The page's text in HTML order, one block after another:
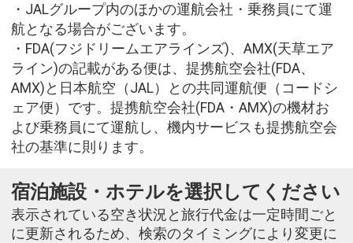
・JALグループ内のほかの運航会社・乗務員にて運
航となる場合がございます。
・FDA(フジドリームエアラインズ)、AMX(天草エア
ライン)の記載がある便は、提携航空会社(FDA、
AMX)と日本航空（JAL）との共同運航便（コードシ
ェア便）です。提携航空会社(FDA・AMX)の機材お
よび乗務員にて運航し、機内サービスも提携航空会
社の基準に則ります。
宿泊施設・ホテルを選択してください
表示されている空き状況と旅行代金は一定時間ごと
に更新されるため、検索のタイミングにより変更に